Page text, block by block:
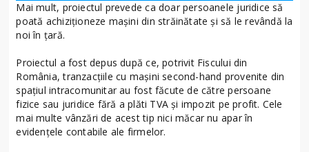
Mai mult, proiectul prevede ca doar persoanele juridice să
poată achiziționeze mașini din străinătate și să le revândă la
noi în țară.
Proiectul a fost depus după ce, potrivit Fiscului din
România, tranzacțiile cu mașini second-hand provenite din
spațiul intracomunitar au fost făcute de către persoane
fizice sau juridice fără a plăti TVA și impozit pe profit. Cele
mai multe vânzări de acest tip nici măcar nu apar în
evidențele contabile ale firmelor.